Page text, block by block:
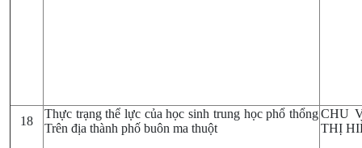
18
Thực trạng thể lực của học sinh trung học phổ thổng
Trên địa thành phố buôn ma thuột
CHU
THỊ